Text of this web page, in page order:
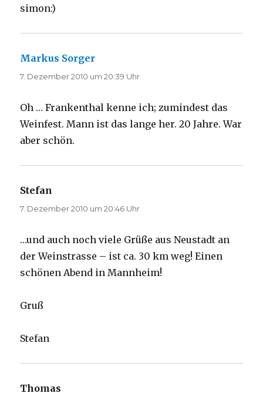
simon:)
Markus Sorger
7. Dezember 2010 um 20:39 Uhr
Oh … Frankenthal kenne ich; zumindest das
Weinfest. Mann ist das lange her. 20 Jahre. War
aber schön.
Stefan
7. Dezember 2010 um 20:46 Uhr
…und auch noch viele Grüße aus Neustadt an
der Weinstrasse – ist ca. 30 km weg! Einen
schönen Abend in Mannheim!
Gruß
Stefan
Thomas